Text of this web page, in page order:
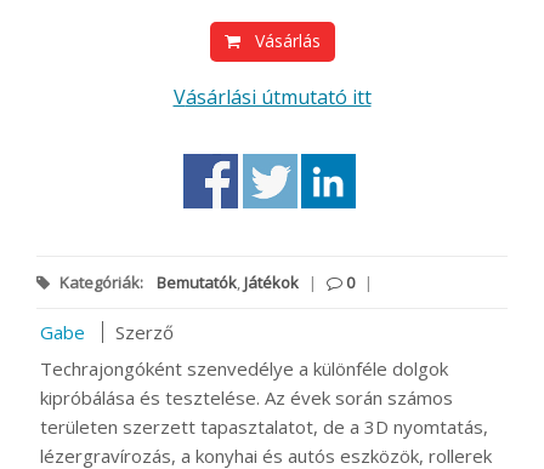
Vásárlás
Vásárlási útmutató itt
Kategóriák: Bemutatók,Játékok | 0 |
Gabe
Szerző
Techrajongóként szenvedélye a különféle dolgok
kipróbálása és tesztelése. Az évek során számos
területen szerzett tapasztalatot, de a 3D nyomtatás,
lézergravírozás, a konyhai és autós eszközök, rollerek